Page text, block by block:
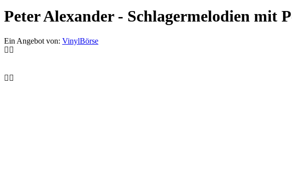
Peter Alexander - Schlagermelodien mit
Ein Angebot von: VinylBörse